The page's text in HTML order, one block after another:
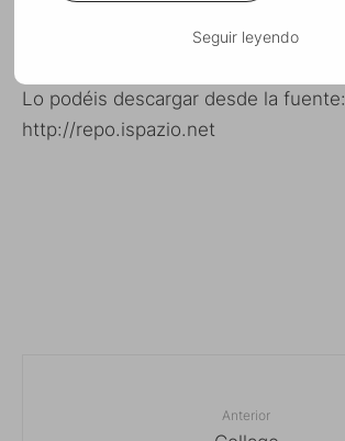
Lo podéis descargar desde la fuente:
http://repo.ispazio.net
Anterior
Seguir leyendo